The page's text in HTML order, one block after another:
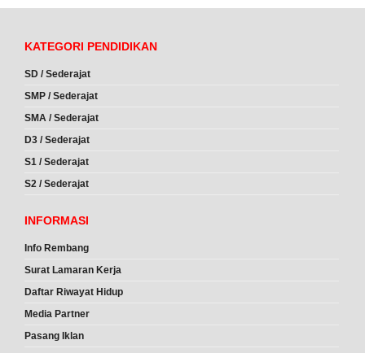
KATEGORI PENDIDIKAN
SD / Sederajat
SMP / Sederajat
SMA / Sederajat
D3 / Sederajat
S1 / Sederajat
S2 / Sederajat
INFORMASI
Info Rembang
Surat Lamaran Kerja
Daftar Riwayat Hidup
Media Partner
Pasang Iklan